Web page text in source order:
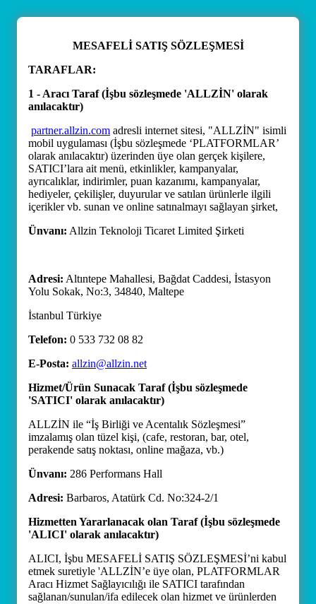
MESAFELİ SATIŞ SÖZLEŞMESİ
TARAFLAR:
1 - Aracı Taraf (İşbu sözleşmede 'ALLZİN' olarak
anılacaktır)
partner.allzin.com adresli internet sitesi, "ALLZİN" isimli
mobil uygulaması (İşbu sözleşmede ‘PLATFORMLAR’
olarak anılacaktır) üzerinden üye olan gerçek kişilere,
SATICI’lara ait menü, etkinlikler, kampanyalar,
ayrıcalıklar, indirimler, puan kazanımı, kampanyalar,
hediyeler, çekilişler, duyurular ve satılan ürünlerle ilgili
içerikler vb. sunan ve online satınalmayı sağlayan şirket,
Ünvanı: Allzin Teknoloji Ticaret Limited Şirketi
Adresi: Altıntepe Mahallesi, Bağdat Caddesi, İstasyon
Yolu Sokak, No:3, 34840, Maltepe
İstanbul Türkiye
Telefon: 0 533 732 08 82
E-Posta: allzin@allzin.net
Hizmet/Ürün Sunacak Taraf (İşbu sözleşmede
'SATICI' olarak anılacaktır)
ALLZİN ile “İş Birliği ve Acentalık Sözleşmesi”
imzalamış olan tüzel kişi, (cafe, restoran, bar, otel,
perakende satış noktası, online mağaza, vb.)
Ünvanı: 286 Performans Hall
Adresi: Barbaros, Atatürk Cd. No:324-2/1
Hizmetten Yararlanacak olan Taraf (İşbu sözleşmede
'ALICI' olarak anılacaktır)
ALICI, İşbu MESAFELİ SATIŞ SÖZLEŞMESİ’ni kabul
etmek suretiyle 'ALLZİN’e üye olan, PLATFORMLAR
Aracı Hizmet Sağlayıcılığı ile SATICI tarafından
sağlanan/sunulan/ifa edilecek olan hizmet ve ürünlerden